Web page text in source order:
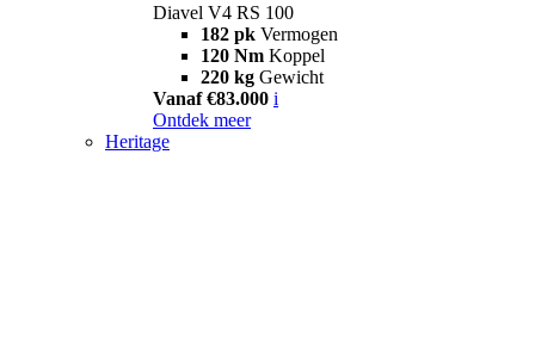
Diavel V4 RS 100
182 pk Vermogen
120 Nm Koppel
220 kg Gewicht
Vanaf €83.000 i
Ontdek meer
Heritage